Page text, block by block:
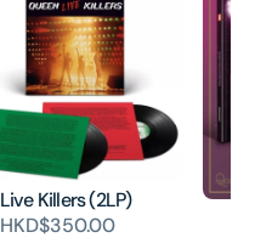
Live Killers (2LP)
HKD$350.00